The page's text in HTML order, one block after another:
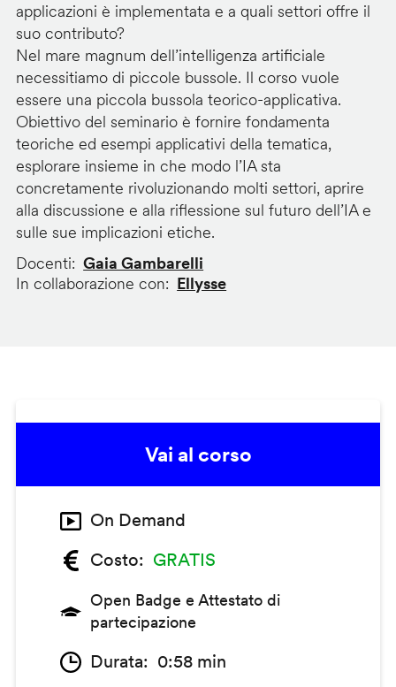
applicazioni è implementata e a quali settori offre il
suo contributo?
Nel mare magnum dell’intelligenza artificiale
necessitiamo di piccole bussole. Il corso vuole
essere una piccola bussola teorico-applicativa.
Obiettivo del seminario è fornire fondamenta
teoriche ed esempi applicativi della tematica,
esplorare insieme in che modo l’IA sta
concretamente rivoluzionando molti settori, aprire
alla discussione e alla riflessione sul futuro dell’IA e
sulle sue implicazioni etiche.
Docenti
Gaia Gambarelli
In collaborazione con
Ellysse
Vai al corso
On Demand
Costo
GRATIS
Open Badge e Attestato di
partecipazione
Durata 0:58 min